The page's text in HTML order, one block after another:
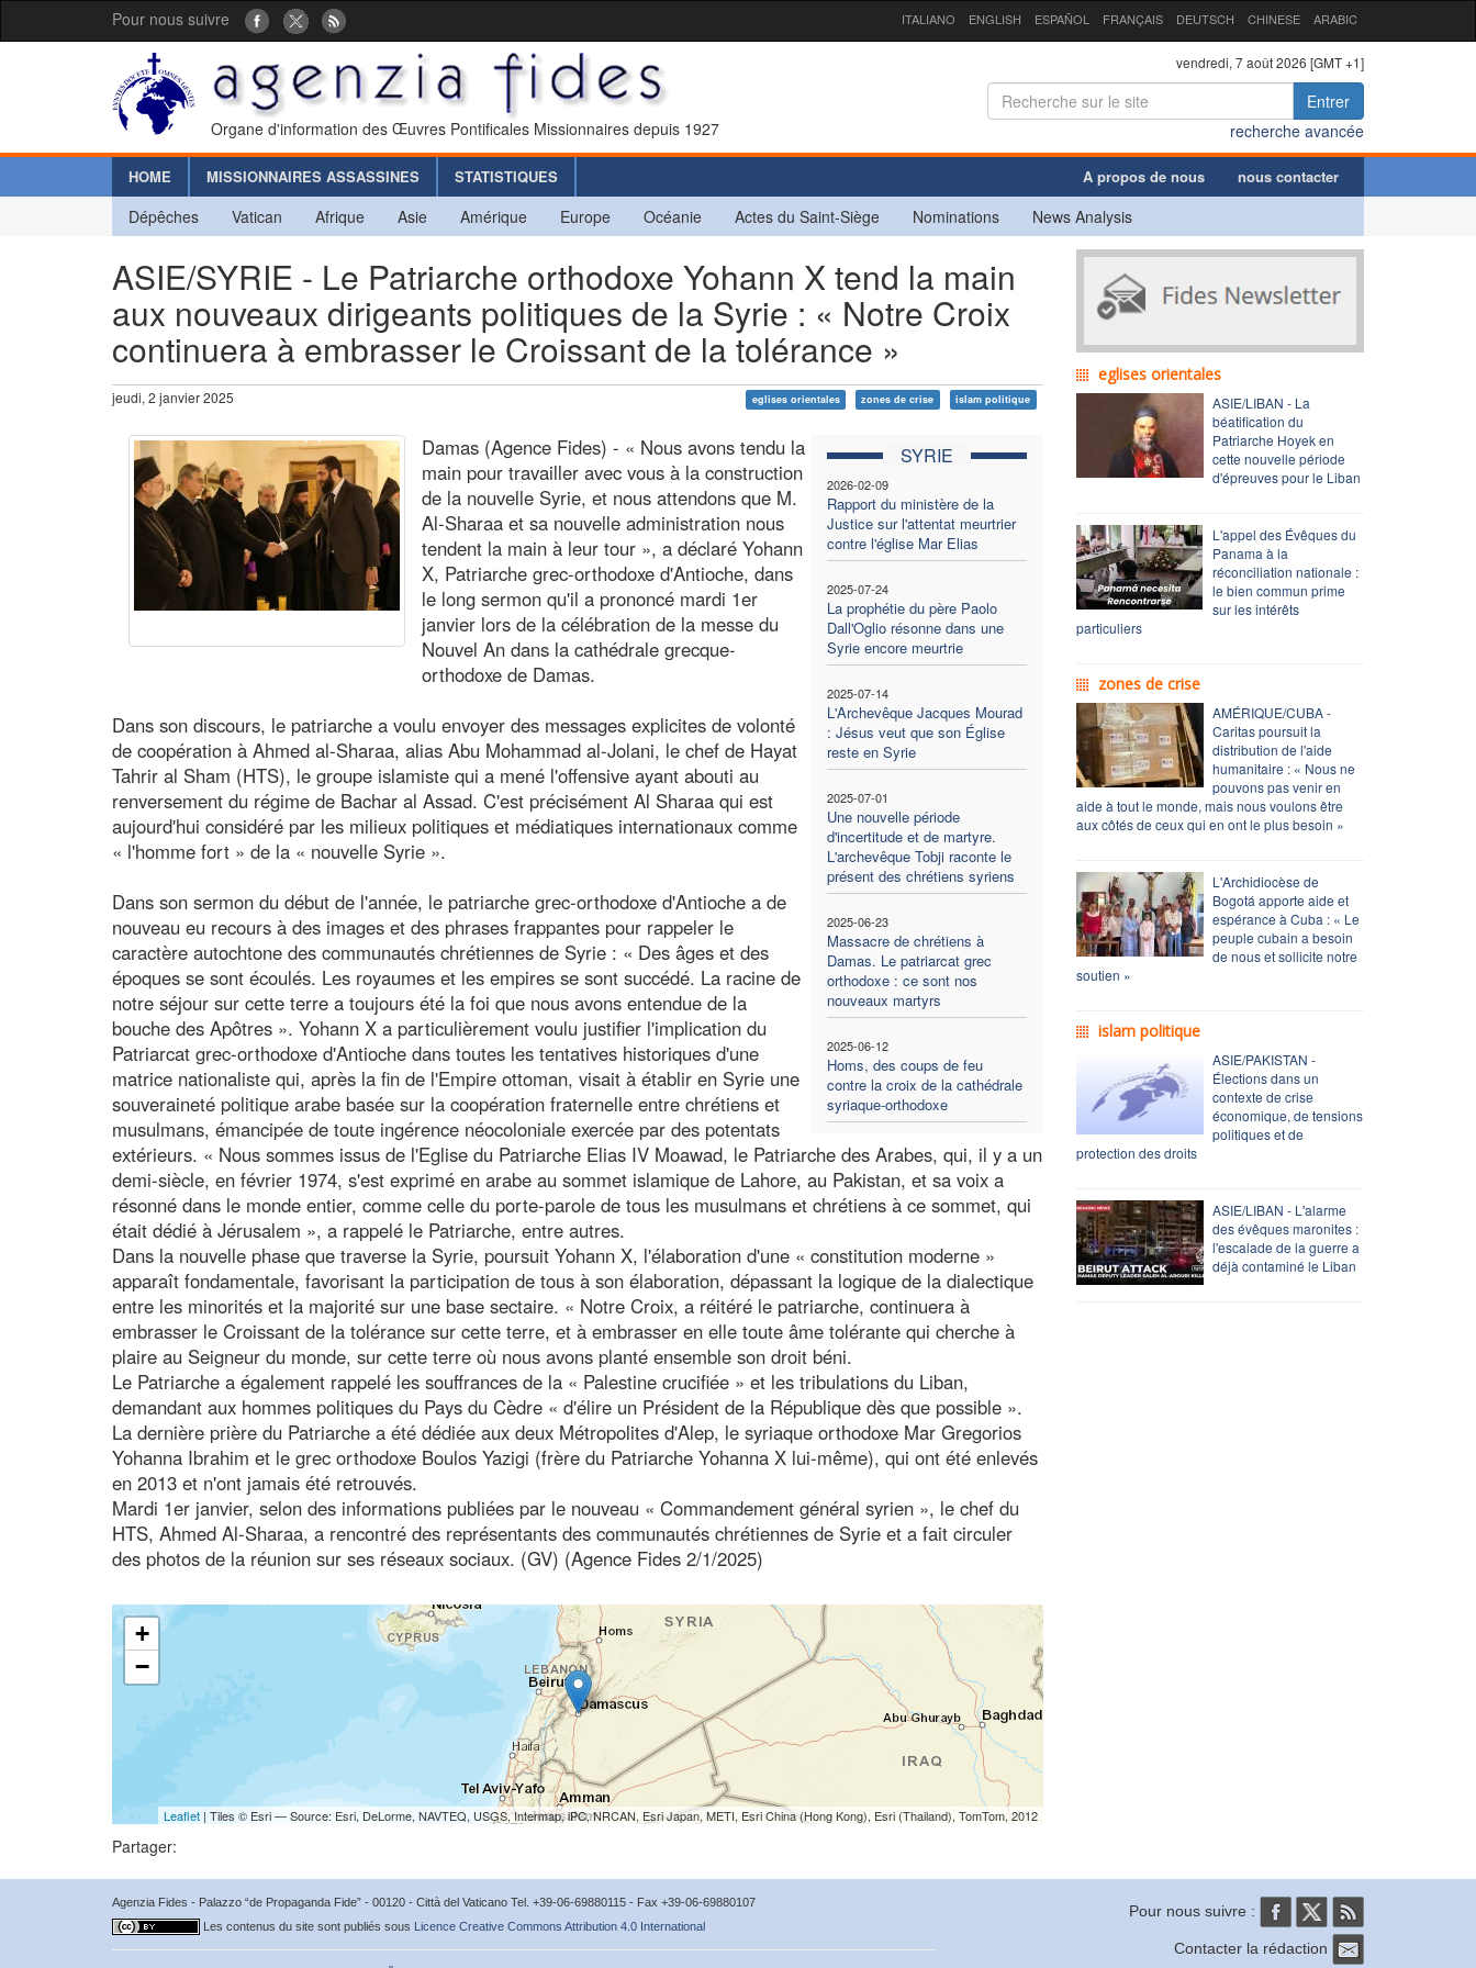
Pour nous suivre ITALIANO ENGLISH ESPAÑOL FRANÇAIS DEUTSCH CHINESE ARABIC
Organe d'information des Œuvres Pontificales Missionnaires depuis 1927
vendredi, 7 août 2026 [GMT +1]
Entrer
recherche avancée
HOME MISSIONNAIRES ASSASSINES STATISTIQUES A propos de nous nous contacter
Dépêches Vatican Afrique Asie Amérique Europe Océanie Actes du Saint-Siège Nominations News Analysis
ASIE/SYRIE - Le Patriarche orthodoxe Yohann X tend la main
aux nouveaux dirigeants politiques de la Syrie : « Notre Croix
continuera à embrasser le Croissant de la tolérance »
jeudi, 2 janvier 2025 eglises orientales zones de crise islam politique
SYRIE
2026-02-09
Rapport du ministère de la
Justice sur l'attentat meurtrier
contre l'église Mar Elias
2025-07-24
La prophétie du père Paolo
Dall'Oglio résonne dans une
Syrie encore meurtrie
2025-07-14
L'Archevêque Jacques Mourad
: Jésus veut que son Église
reste en Syrie
2025-07-01
Une nouvelle période
d'incertitude et de martyre.
L'archevêque Tobji raconte le
présent des chrétiens syriens
2025-06-23
Massacre de chrétiens à
Damas. Le patriarcat grec
orthodoxe : ce sont nos
nouveaux martyrs
2025-06-12
Homs, des coups de feu
contre la croix de la cathédrale
syriaque-orthodoxe
Damas (Agence Fides) - « Nous avons tendu la
main pour travailler avec vous à la construction
de la nouvelle Syrie, et nous attendons que M.
Al-Sharaa et sa nouvelle administration nous
tendent la main à leur tour », a déclaré Yohann
X, Patriarche grec-orthodoxe d'Antioche, dans
le long sermon qu'il a prononcé mardi 1er
janvier lors de la célébration de la messe du
Nouvel An dans la cathédrale grecque-
orthodoxe de Damas.
Dans son discours, le patriarche a voulu envoyer des messages explicites de volonté
de coopération à Ahmed al-Sharaa, alias Abu Mohammad al-Jolani, le chef de Hayat
Tahrir al Sham (HTS), le groupe islamiste qui a mené l'offensive ayant abouti au
renversement du régime de Bachar al Assad. C'est précisément Al Sharaa qui est
aujourd'hui considéré par les milieux politiques et médiatiques internationaux comme
« l'homme fort » de la « nouvelle Syrie ».
Dans son sermon du début de l'année, le patriarche grec-orthodoxe d'Antioche a de
nouveau eu recours à des images et des phrases frappantes pour rappeler le
caractère autochtone des communautés chrétiennes de Syrie : « Des âges et des
époques se sont écoulés. Les royaumes et les empires se sont succédé. La racine de
notre séjour sur cette terre a toujours été la foi que nous avons entendue de la
bouche des Apôtres ». Yohann X a particulièrement voulu justifier l'implication du
Patriarcat grec-orthodoxe d'Antioche dans toutes les tentatives historiques d'une
matrice nationaliste qui, après la fin de l'Empire ottoman, visait à établir en Syrie une
souveraineté politique arabe basée sur la coopération fraternelle entre chrétiens et
musulmans, émancipée de toute ingérence néocoloniale exercée par des potentats
extérieurs. « Nous sommes issus de l'Eglise du Patriarche Elias IV Moawad, le Patriarche des Arabes, qui, il y a un
demi-siècle, en février 1974, s'est exprimé en arabe au sommet islamique de Lahore, au Pakistan, et sa voix a
résonné dans le monde entier, comme celle du porte-parole de tous les musulmans et chrétiens à ce sommet, qui
était dédié à Jérusalem », a rappelé le Patriarche, entre autres.
Dans la nouvelle phase que traverse la Syrie, poursuit Yohann X, l'élaboration d'une « constitution moderne »
apparaît fondamentale, favorisant la participation de tous à son élaboration, dépassant la logique de la dialectique
entre les minorités et la majorité sur une base sectaire. « Notre Croix, a réitéré le patriarche, continuera à
embrasser le Croissant de la tolérance sur cette terre, et à embrasser en elle toute âme tolérante qui cherche à
plaire au Seigneur du monde, sur cette terre où nous avons planté ensemble son droit béni.
Le Patriarche a également rappelé les souffrances de la « Palestine crucifiée » et les tribulations du Liban,
demandant aux hommes politiques du Pays du Cèdre « d'élire un Président de la République dès que possible ».
La dernière prière du Patriarche a été dédiée aux deux Métropolites d'Alep, le syriaque orthodoxe Mar Gregorios
Yohanna Ibrahim et le grec orthodoxe Boulos Yazigi (frère du Patriarche Yohanna X lui-même), qui ont été enlevés
en 2013 et n'ont jamais été retrouvés.
Mardi 1er janvier, selon des informations publiées par le nouveau « Commandement général syrien », le chef du
HTS, Ahmed Al-Sharaa, a rencontré des représentants des communautés chrétiennes de Syrie et a fait circuler
des photos de la réunion sur ses réseaux sociaux. (GV) (Agence Fides 2/1/2025)
+
−
Leaflet| Tiles © Esri — Source: Esri, DeLorme, NAVTEQ, USGS, Intermap, iPC, NRCAN, Esri Japan, METI, Esri China (Hong Kong), Esri (Thailand), TomTom, 2012
Partager:
eglises orientales
ASIE/LIBAN - La
béatification du
Patriarche Hoyek en
cette nouvelle période
d'épreuves pour le Liban
L'appel des Évêques du
Panama à la
réconciliation nationale :
le bien commun prime
sur les intérêts
particuliers
zones de crise
AMÉRIQUE/CUBA -
Caritas poursuit la
distribution de l'aide
humanitaire : « Nous ne
pouvons pas venir en
aide à tout le monde, mais nous voulons être
aux côtés de ceux qui en ont le plus besoin »
L'Archidiocèse de
Bogotá apporte aide et
espérance à Cuba : « Le
peuple cubain a besoin
de nous et sollicite notre
soutien »
islam politique
ASIE/PAKISTAN -
Élections dans un
contexte de crise
économique, de tensions
politiques et de
protection des droits
ASIE/LIBAN - L'alarme
des évêques maronites :
l'escalade de la guerre a
déjà contaminé le Liban
Agenzia Fides - Palazzo “de Propaganda Fide” - 00120 - Città del Vaticano Tel. +39-06-69880115 - Fax +39-06-69880107
Les contenus du site sont publiés sous Licence Creative Commons Attribution 4.0 International
Pour nous suivre :
Contacter la rédaction